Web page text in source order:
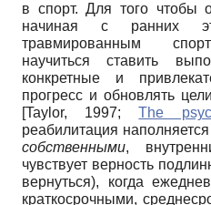
в спорт. Для того чтобы
начиная с ранних
травмированным
научиться ставить
конкретные и
прогресс и обновлять
[Taylor, 1997;The
реабилитация
собственными,
чувствует верность
вернуться), когда
краткосрочными,